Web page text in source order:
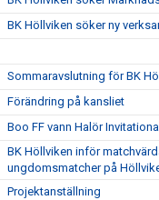
BK Höllviken söker ny
Sommaravslutning för BK
Förändring på kansliet
Boo FF vann Halör
BK Höllviken inför
ungdomsmatcher på
Projektanställning